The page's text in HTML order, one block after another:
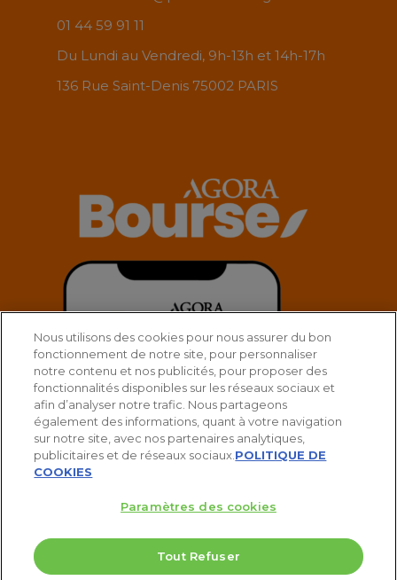
01 44 59 91 11
Du Lundi au Vendredi, 9h-13h et 14h-17h
136 Rue Saint-Denis 75002 PARIS
Nous utilisons des cookies pour nous assurer du bon
fonctionnement de notre site, pour personnaliser
notre contenu et nos publicités, pour proposer des
fonctionnalités disponibles sur les réseaux sociaux et
afin d’analyser notre trafic. Nous partageons
également des informations, quant à votre navigation
sur notre site, avec nos partenaires analytiques,
publicitaires et de réseaux sociaux. POLITIQUE DE
COOKIES
Paramètres des cookies
Tout Refuser